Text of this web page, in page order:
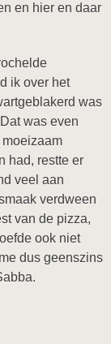
en hier en daar
ik over het
was
was even
had, restte er
veel aan
verdween
van de pizza,
ook niet
dus geenszins